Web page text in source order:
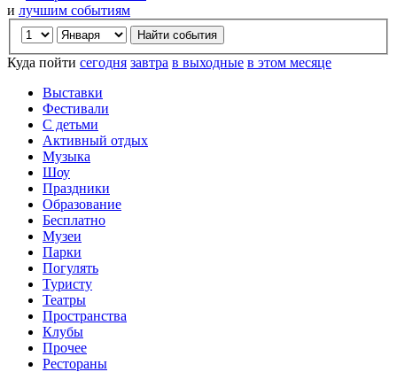
и лучшим событиям
Куда пойти сегодня завтра в выходные в этом месяце
Выставки
Фестивали
С детьми
Активный отдых
Музыка
Шоу
Праздники
Образование
Бесплатно
Музеи
Парки
Погулять
Туристу
Театры
Пространства
Клубы
Прочее
Рестораны